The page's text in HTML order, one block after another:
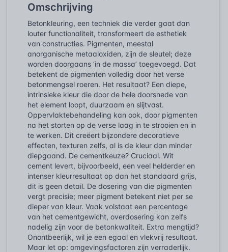
Omschrijving
Betonkleuring, een techniek die verder gaat dan
louter functionaliteit, transformeert de esthetiek
van constructies. Pigmenten, meestal
anorganische metaaloxiden, zijn de sleutel; deze
worden doorgaans ‘in de massa’ toegevoegd. Dat
betekent de pigmenten volledig door het verse
betonmengsel roeren. Het resultaat? Een diepe,
intrinsieke kleur die door de hele doorsnede van
het element loopt, duurzaam en slijtvast.
Oppervlaktebehandeling kan ook, door pigmenten
na het storten op de verse laag in te strooien en in
te werken. Dit creëert bijzondere decoratieve
effecten, texturen zelfs, al is de kleur dan minder
diepgaand. De cementkeuze? Cruciaal. Wit
cement levert, bijvoorbeeld, een veel helderder en
intenser kleurresultaat op dan het standaard grijs,
dit is geen detail. De dosering van die pigmenten
vergt precisie; meer pigment betekent niet per se
dieper van kleur. Vaak volstaat een percentage
van het cementgewicht, overdosering kan zelfs
nadelig zijn voor de betonkwaliteit. Extra mengtijd?
Onontbeerlijk, wil je een egaal en vlekvrij resultaat.
Maar let op: omgevingsfactoren zijn verraderlijk.